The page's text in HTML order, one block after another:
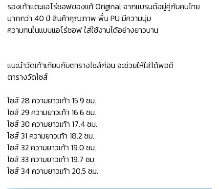
รองเท้าแตะแอโร่ซอฟของแท้ Original จากแบรนด์อยู่คู่กับคนไทย
มากกว่า 40 ปี สินค้าคุณภาพ พื้น PU มีความนุ่ม
ความทนในแบบแอโร่ซอฟ ใส่ใช้งานได้อย่างยาวนาน
แนะนำวัดเท้าเทียบกับตารางไซส์ก่อน จะช่วยให้ใส่ได้พอดี
ตารางวัดไซส์
ไซส์ 28 ความยาวเท้า 15.9 ซม.
ไซส์ 29 ความยาวเท้า 16.6 ซม.
ไซส์ 30 ความยาวเท้า 17.4 ซม.
ไซส์ 31 ความยาวเท้า 18.2 ซม.
ไซส์ 32 ความยาวเท้า 19.0 ซม.
ไซส์ 33 ความยาวเท้า 19.7 ซม.
ไซส์ 34 ความยาวเท้า 20.5 ซม.